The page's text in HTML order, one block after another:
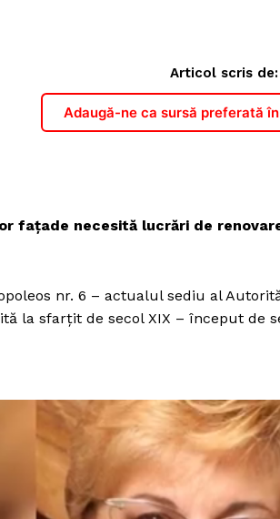
Articol scris de:
Adaugă-ne ca sursă preferată
fațade necesită lucrări de
nr. 6 – actualul sediu al
la sfarțit de secol XIX – început de